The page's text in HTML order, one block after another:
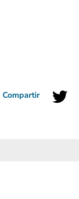
Compartir